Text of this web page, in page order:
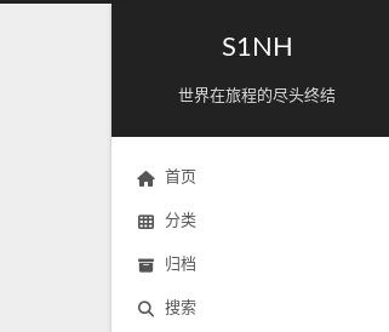
S1NH
世界在旅程的尽头终结
首页
分类
归档
搜索